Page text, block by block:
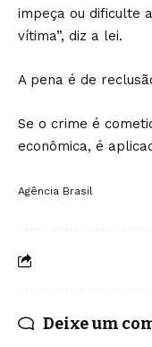
impeça ou dificulte
vítima”, diz a lei.
A pena é de
Se o crime é
econômica, é
Agência Brasil
Deixe um